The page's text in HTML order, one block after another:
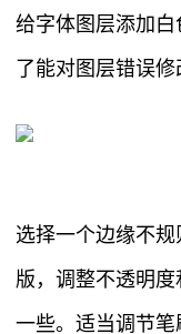
给字体图层添加
了能对图层错误
选择一个边缘不
版，调整不透明
一些。适当调节